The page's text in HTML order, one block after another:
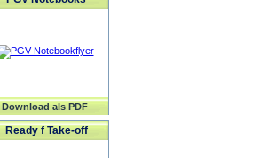
Download als PDF
Ready f Take-off